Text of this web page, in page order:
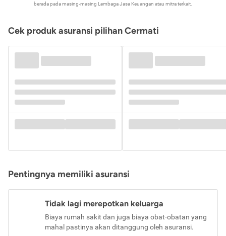
berada pada masing-masing Lembaga Jasa Keuangan atau mitra terkait.
Cek produk asuransi pilihan Cermati
Pentingnya memiliki asuransi
Tidak lagi merepotkan keluarga
Biaya rumah sakit dan juga biaya obat-obatan yang
mahal pastinya akan ditanggung oleh asuransi.